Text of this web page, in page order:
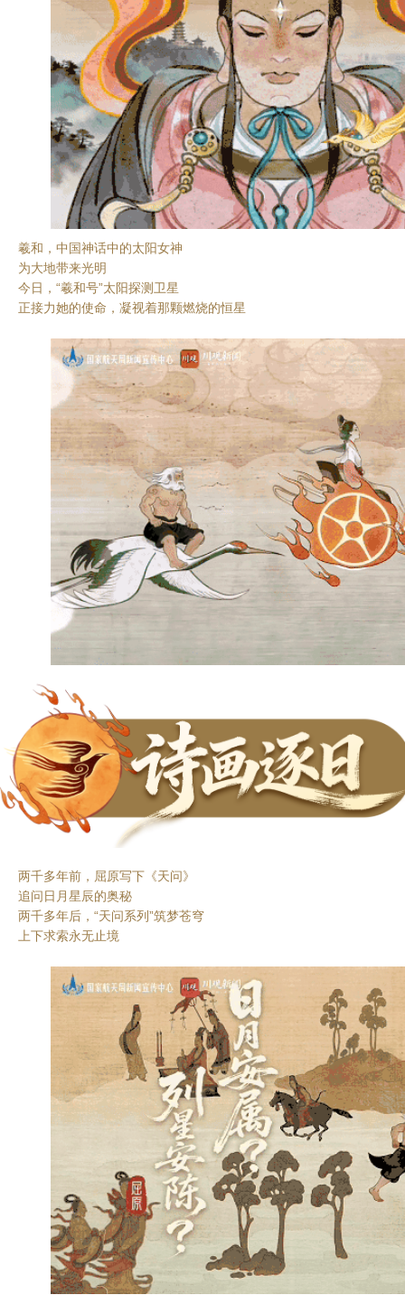
羲和，中国神话中的太阳女神
为大地带来光明
今日，“羲和号”太阳探测卫星
正接力她的使命，凝视着那颗燃烧的恒星
两千多年前，屈原写下《天问》
追问日月星辰的奥秘
两千多年后，“天问系列”筑梦苍穹
上下求索永无止境